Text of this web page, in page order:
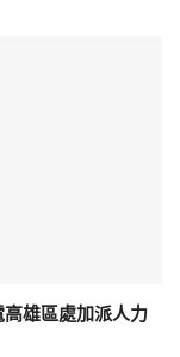
雄區處加派人力